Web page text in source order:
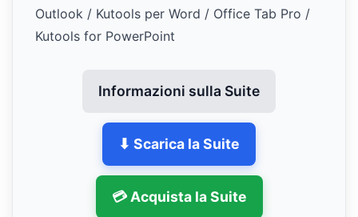
Outlook / Kutools per Word / Office Tab Pro /
Kutools for PowerPoint
Informazioni sulla Suite
⬇ Scarica la Suite
💳 Acquista la Suite